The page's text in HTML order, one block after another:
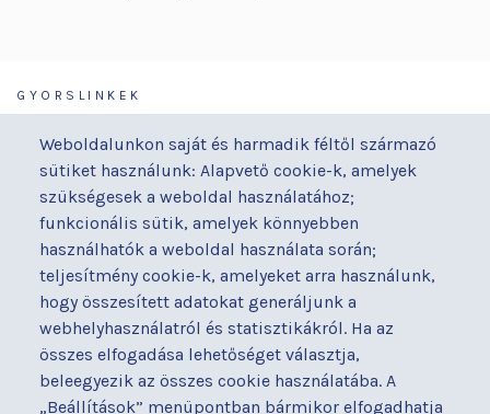
Weboldalunkon saját és harmadik féltől származó
sütiket használunk: Alapvető cookie-k, amelyek
szükségesek a weboldal használatához;
funkcionális sütik, amelyek könnyebben
használhatók a weboldal használata során;
teljesítmény cookie-k, amelyeket arra használunk,
hogy összesített adatokat generáljunk a
webhelyhasználatról és statisztikákról. Ha az
összes elfogadása lehetőséget választja,
beleegyezik az összes cookie használatába. A
„Beállítások” menüpontban bármikor elfogadhatja
GYORSLINKEK
Orvosaink
Osztályaink
Kapcsolat
Akadálymentesítési
nyilatkozat
Alapítványaink
Betegjogi képviselő
Címek és telefonszámok
Diagnosztika
Gyermekmegőrző
Házirend
Hírek
Parkolás
Térítéses ellátás
Videógaléria
Visszajelzések
Várólista
Közérdekű adatok